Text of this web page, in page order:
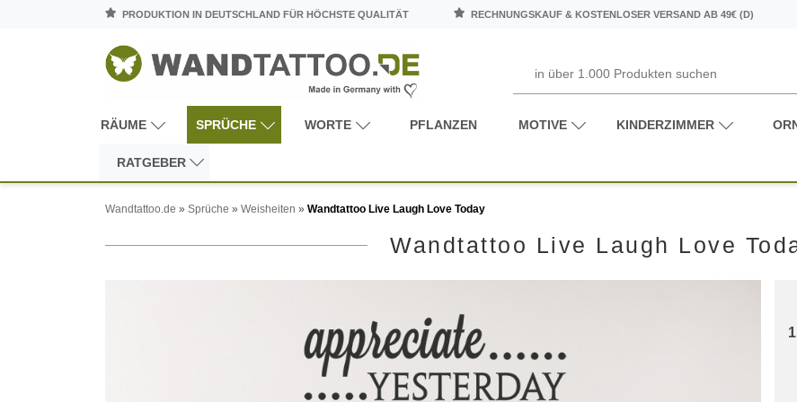
PRODUKTION IN DEUTSCHLAND FÜR HÖCHSTE QUALITÄT RECHNUNGSKAUF & KOSTENLOSER VERSAND AB 49€ (D)
RÄUME SPRÜCHE WORTE PFLANZEN MOTIVE KINDERZIMMER
RATGEBER
Wandtattoo.de » Sprüche » Weisheiten » Wandtattoo Live Laugh Love Today
Wandtattoo Live Laugh Love